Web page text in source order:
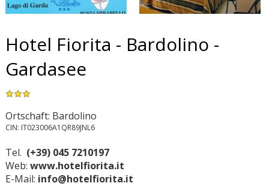
Hotel Fiorita - Bardolino -
Gardasee
Ortschaft: Bardolino
CIN: IT023006A1QR89JNL6
Tel. (+39) 045 7210197
Web: www.hotelfiorita.it
E-Mail: info@hotelfiorita.it